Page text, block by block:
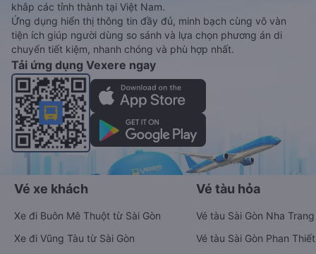
khắp các tỉnh thành tại Việt Nam.
Ứng dụng hiển thị thông tin đầy đủ, minh bạch cùng vô vàn
tiện ích giúp người dùng so sánh và lựa chọn phương án di
chuyển tiết kiệm, nhanh chóng và phù hợp nhất.
Tải ứng dụng Vexere ngay
Vé xe khách
Xe đi Buôn Mê Thuột từ Sài Gòn
Xe đi Vũng Tàu từ Sài Gòn
Vé tàu hỏa
Vé tàu Sài Gòn Nha Trang
Vé tàu Sài Gòn Phan Thiết